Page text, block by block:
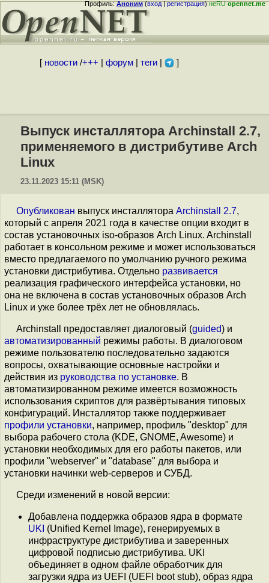
Профиль:Аноним(вход|регистрация)неRUopennet.me
[ новости/+++ форум| теги| ]
Выпуск инсталлятора Archinstall 2.7,
применяемого в дистрибутиве Arch
Linux
23.11.2023 15:11 (MSK)
Опубликован выпуск инсталлятора Archinstall 2.7,
который с апреля 2021 года в качестве опции входит в
состав установочных iso-образов Arch Linux. Archinstall
работает в консольном режиме и может использоваться
вместо предлагаемого по умолчанию ручного режима
установки дистрибутива. Отдельно развивается
реализация графического интерфейса установки, но
она не включена в состав установочных образов Arch
Linux и уже более трёх лет не обновлялась.
Archinstall предоставляет диалоговый (guided) и
автоматизированный режимы работы. В диалоговом
режиме пользователю последовательно задаются
вопросы, охватывающие основные настройки и
действия из руководства по установке. В
автоматизированном режиме имеется возможность
использования скриптов для развёртывания типовых
конфигураций. Инсталлятор также поддерживает
профили установки, например, профиль "desktop" для
выбора рабочего стола (KDE, GNOME, Awesome) и
установки необходимых для его работы пакетов, или
профили "webserver" и "database" для выбора и
установки начинки web-серверов и СУБД.
Среди изменений в новой версии:
Добавлена поддержка образов ядра в формате
UKI (Unified Kernel Image), генерируемых в
инфраструктуре дистрибутива и заверенных
цифровой подписью дистрибутива. UKI
объединяет в одном файле обработчик для
загрузки ядра из UEFI (UEFI boot stub), образ ядра